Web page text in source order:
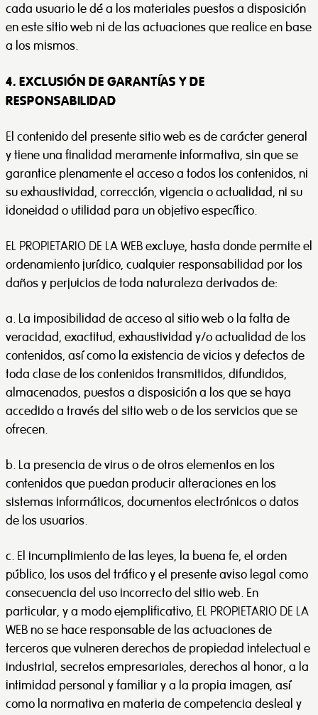
cada usuario le dé a los materiales puestos a disposición
en este sitio web ni de las actuaciones que realice en base
a los mismos.
4. EXCLUSIÓN DE GARANTÍAS Y DE
RESPONSABILIDAD
El contenido del presente sitio web es de carácter general
y tiene una finalidad meramente informativa, sin que se
garantice plenamente el acceso a todos los contenidos, ni
su exhaustividad, corrección, vigencia o actualidad, ni su
idoneidad o utilidad para un objetivo específico.
EL PROPIETARIO DE LA WEB excluye, hasta donde permite el
ordenamiento jurídico, cualquier responsabilidad por los
daños y perjuicios de toda naturaleza derivados de:
a. La imposibilidad de acceso al sitio web o la falta de
veracidad, exactitud, exhaustividad y/o actualidad de los
contenidos, así como la existencia de vicios y defectos de
toda clase de los contenidos transmitidos, difundidos,
almacenados, puestos a disposición a los que se haya
accedido a través del sitio web o de los servicios que se
ofrecen.
b. La presencia de virus o de otros elementos en los
contenidos que puedan producir alteraciones en los
sistemas informáticos, documentos electrónicos o datos
de los usuarios.
c. El incumplimiento de las leyes, la buena fe, el orden
público, los usos del tráfico y el presente aviso legal como
consecuencia del uso incorrecto del sitio web. En
particular, y a modo ejemplificativo, EL PROPIETARIO DE LA
WEB no se hace responsable de las actuaciones de
terceros que vulneren derechos de propiedad intelectual e
industrial, secretos empresariales, derechos al honor, a la
intimidad personal y familiar y a la propia imagen, así
como la normativa en materia de competencia desleal y